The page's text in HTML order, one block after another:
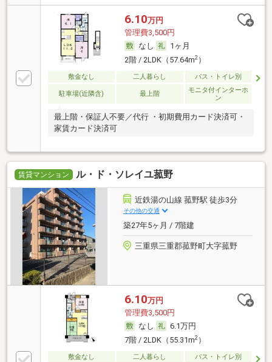
6.10万円
管理費3,500円
なし
1ヶ月
2階 / 2LDK（57.64m2）
敷金なし 二人暮らし バス・トイレ別
駐車場(近隣含) 最上階
モニタ付インターホ
ン
最上階・保証人不要／代行 ・初期費用カード決済可・
家賃カード決済可
賃貸マンション ル・ド・ソレイユ菰野
近鉄湯の山線 菰野駅 徒歩3分
その他の交通
築27年5ヶ月 / 7階建
三重県三重郡菰野町大字菰野
6.10万円
管理費3,500円
なし
6.1万円
7階 / 2LDK（55.31m2）
敷金なし 二人暮らし バス・トイレ別